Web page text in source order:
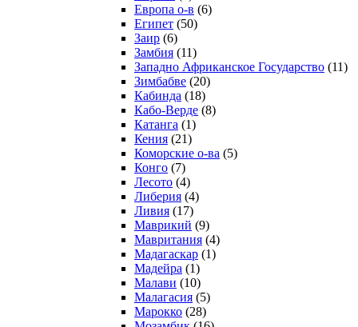
Европа о-в (6)
Египет (50)
Заир (6)
Замбия (11)
Западно Африканское Государство (11)
Зимбабве (20)
Кабинда (18)
Кабо-Верде (8)
Катанга (1)
Кения (21)
Коморcкие о-ва (5)
Конго (7)
Лесото (4)
Либерия (4)
Ливия (17)
Маврикий (9)
Мавритания (4)
Мадагаскар (1)
Мадейра (1)
Малави (10)
Малагасия (5)
Марокко (28)